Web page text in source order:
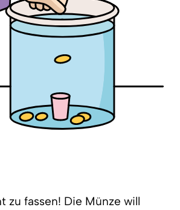
zu fassen! Die Münze will